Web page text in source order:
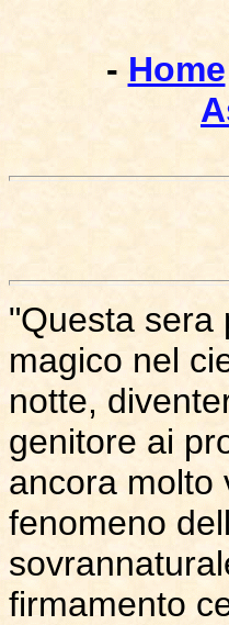
- Home
"Questa sera
magico nel
notte,
genitore ai
ancora molto
fenomeno
firmamento